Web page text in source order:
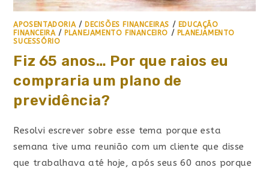
APOSENTADORIA/ DECISÕES FINANCEIRAS / EDUCAÇÃO
FINANCEIRA/ PLANEJAMENTO FINANCEIRO / PLANEJAMENTO
SUCESSÓRIO
Fiz 65 anos… Por que raios eu
compraria um plano de
previdência?
Resolvi escrever sobre esse tema porque esta
semana tive uma reunião com um cliente que disse
que trabalhava até hoje, após seus 60 anos porque